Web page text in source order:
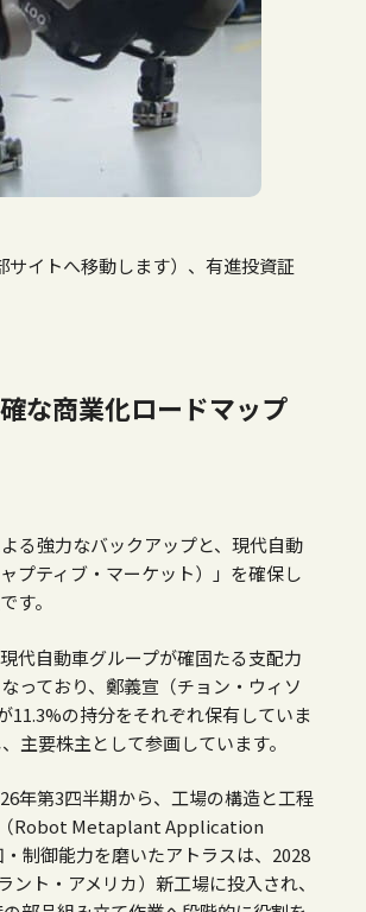
サイトへ移動します）、有進投資証
な商業化ロードマップ
る強力なバックアップと、現代自動
プティブ・マーケット）」を確保し
す。
代自動車グループが確固たる支配力
っており、鄭義宣（チョン・ウィソ
11.3%の持分をそれぞれ保有していま
主要株主として参画しています。
年第3四半期から、工場の構造と工程
Robot Metaplant Application
制御能力を磨いたアトラスは、2028
ト・アメリカ）新工場に投入され、